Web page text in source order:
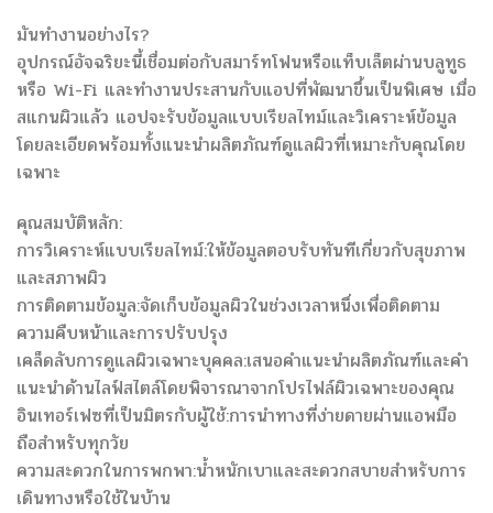
มันทำงานอย่างไร?
อุปกรณ์อัจฉริยะนี้เชื่อมต่อกับสมาร์ทโฟนหรือแท็บเล็ตผ่านบลูทูธ
หรือ Wi-Fi และทำงานประสานกับแอปที่พัฒนาขึ้นเป็นพิเศษ เมื่อ
สแกนผิวแล้ว แอปจะรับข้อมูลแบบเรียลไทม์และวิเคราะห์ข้อมูล
โดยละเอียดพร้อมทั้งแนะนำผลิตภัณฑ์ดูแลผิวที่เหมาะกับคุณโดย
เฉพาะ
คุณสมบัติหลัก:
การวิเคราะห์แบบเรียลไทม์:ให้ข้อมูลตอบรับทันทีเกี่ยวกับสุขภาพ
และสภาพผิว
การติดตามข้อมูล:จัดเก็บข้อมูลผิวในช่วงเวลาหนึ่งเพื่อติดตาม
ความคืบหน้าและการปรับปรุง
เคล็ดลับการดูแลผิวเฉพาะบุคคล:เสนอคำแนะนำผลิตภัณฑ์และคำ
แนะนำด้านไลฟ์สไตล์โดยพิจารณาจากโปรไฟล์ผิวเฉพาะของคุณ
อินเทอร์เฟซที่เป็นมิตรกับผู้ใช้:การนำทางที่ง่ายดายผ่านแอพมือ
ถือสำหรับทุกวัย
ความสะดวกในการพกพา:น้ำหนักเบาและสะดวกสบายสำหรับการ
เดินทางหรือใช้ในบ้าน